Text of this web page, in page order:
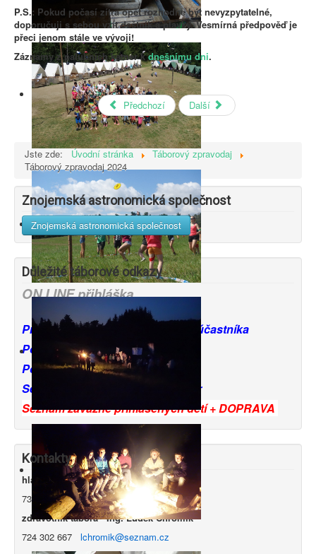
P.S.: Pokud počasí zítra opět rozhodne být nevyzpytatelné,
doporučuji s sebou vzít deštník a plavky. Vesmírná předpověď je
přeci jenom stále ve vývoji!
Záznamy z palubních kamer kdnešnímu dni.
Předchozí Další
Jste zde: Úvodní stránka
Táborový zpravodaj
Táborový zpravodaj 2024
Znojemská astronomická společnost
Znojemská astronomická společnost
Důležité táborové odkazy
ON LINE přihláška
Prohlášení zákonných zástupců účastníka
Potvrzení lékaře - pro děti
Potvrzení lékaře - pro vedoucí
Seznam věcí potřebných na tábor
Seznam závazně přihlášených dětí + DOPRAVA
Kontakty
hlavní vedoucí tábora - Marta Sýkorová
731 083 023 marta.kosi@seznam.cz
zdravotník tábora - Ing. Luděk Chromík
724 302 667
lchromik@seznam.cz